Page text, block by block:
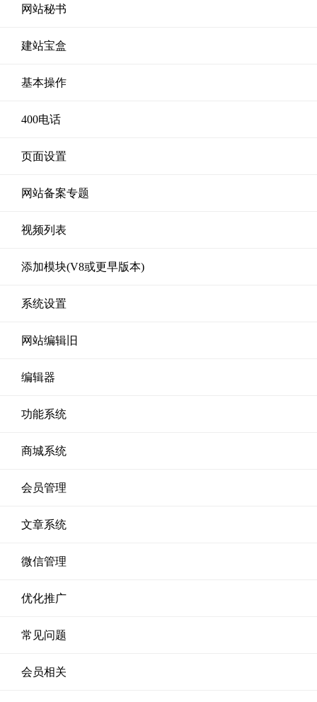
网站秘书
建站宝盒
基本操作
400电话
页面设置
网站备案专题
视频列表
添加模块(V8或更早版本)
系统设置
网站编辑旧
编辑器
功能系统
商城系统
会员管理
文章系统
微信管理
优化推广
常见问题
会员相关